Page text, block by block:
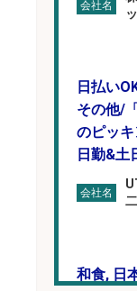
会社名
日払い
その他/
のピッ
日勤&土
会社名
和食, 日